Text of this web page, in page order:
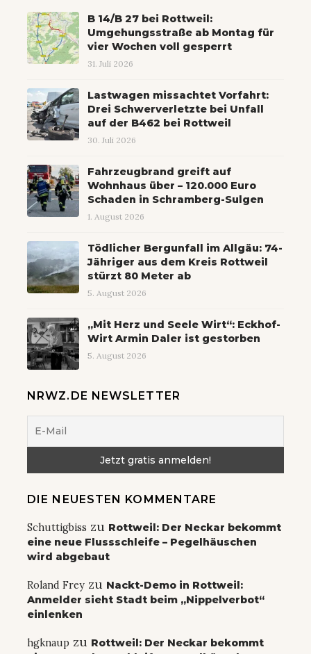
B 14/B 27 bei Rottweil:
Umgehungsstraße ab Montag für
vier Wochen voll gesperrt
31. Juli 2026
Lastwagen missachtet Vorfahrt:
Drei Schwerverletzte bei Unfall
auf der B462 bei Rottweil
30. Juli 2026
Fahrzeugbrand greift auf
Wohnhaus über – 120.000 Euro
Schaden in Schramberg-Sulgen
1. August 2026
Tödlicher Bergunfall im Allgäu: 74-
Jähriger aus dem Kreis Rottweil
stürzt 80 Meter ab
5. August 2026
„Mit Herz und Seele Wirt“: Eckhof-
Wirt Armin Daler ist gestorben
5. August 2026
NRWZ.DE NEWSLETTER
DIE NEUESTEN KOMMENTARE
Schuttigbiss zu Rottweil: Der Neckar bekommt
eine neue Flussschleife – Pegelhäuschen
wird abgebaut
Roland Frey zu Nackt-Demo in Rottweil:
Anmelder sieht Stadt beim „Nippelverbot“
einlenken
hgknaup zu Rottweil: Der Neckar bekommt